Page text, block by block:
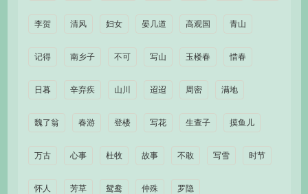
李贺 清风 妇女 晏几道 高观国 青山
记得 南乡子 不可 写山 玉楼春 惜春
日暮 辛弃疾 山川 迢迢 周密 满地
魏了翁 春游 登楼 写花 生查子 摸鱼儿
万古 心事 杜牧 故事 不敢 写雪 时节
怀人 芳草 鸳鸯 仲殊 罗隐